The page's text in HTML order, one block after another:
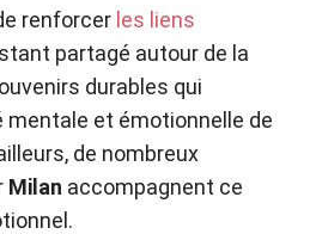
renforcer les liens
partagé autour de la
durables qui
et émotionnelle de
de nombreux
Milan accompagnent ce